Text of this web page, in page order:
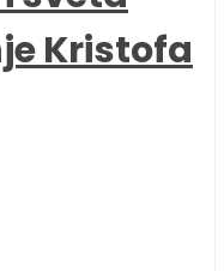
Kristofa